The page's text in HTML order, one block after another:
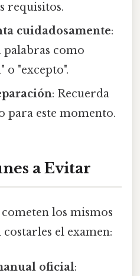
requisitos.
cuidadosamente:
palabras como
o "excepto".
: Recuerda
para este momento.
a Evitar
los mismos
el examen:
oficial: